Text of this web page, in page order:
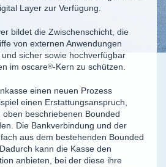
Layer zur Verfügung.
bildet die Zwischenschicht, die
von externen Anwendungen
sicher sowie hochverfügbar
im oscare®-Kern zu schützen.
einen neuen Prozess
einen Erstattungsanspruch,
beschriebenen Bounded
Die Bankverbindung und der
aus dem bestehenden Bounded
kann die Kasse den
anbieten, bei der diese ihre